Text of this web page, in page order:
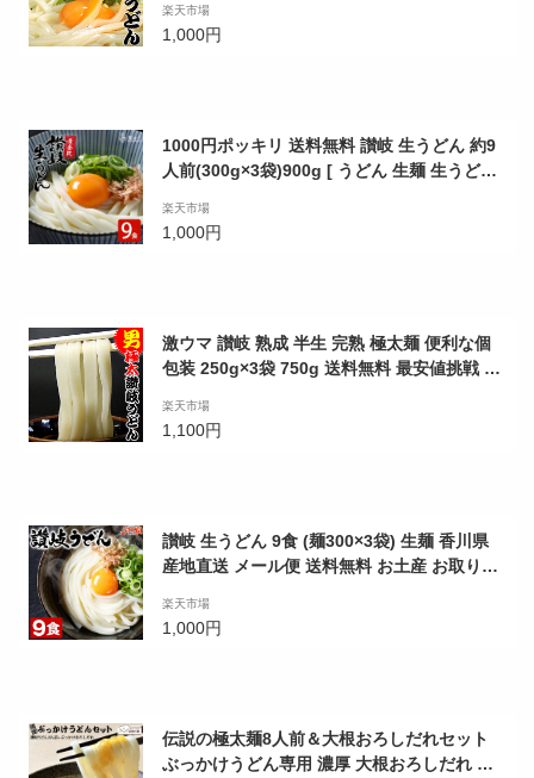
試し ぽっきり
楽天市場
1,000円
1000円ポッキリ 送料無料 讃岐 生うどん 約9
人前(300g×3袋)900g [ うどん 生麺 生うどん
り寄せ ポイント消化 ]
楽天市場
1,000円
激ウマ 讃岐 熟成 半生 完熟 極太麺 便利な個
包装 250g×3袋 750g 送料無料 最安値挑戦 お
楽天市場
1,100円
讃岐 生うどん 9食 (麺300×3袋) 生麺 香川県
産地直送 メール便 送料無料 お土産 お取り寄
旨さには 訳あり 常温 1000円ポッキリ ポイン
ト消化 グルメ
楽天市場
1,000円
伝説の極太麺8人前＆大根おろしだれセット
ぶっかけうどん専用 濃厚 大根おろしだれ 讃